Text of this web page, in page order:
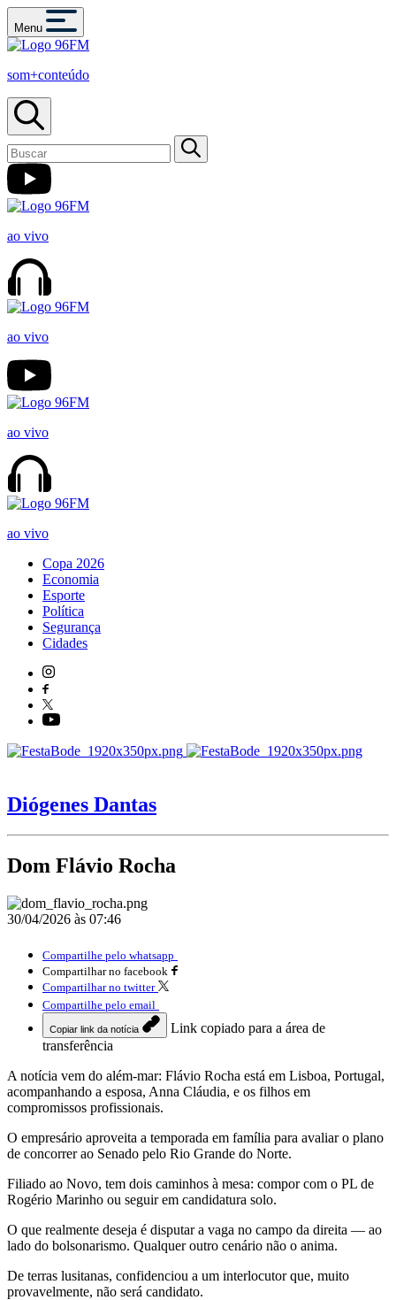
Menu
som+conteúdo
ao vivo
ao vivo
ao vivo
ao vivo
Copa 2026
Economia
Esporte
Política
Segurança
Cidades
Diógenes Dantas
Dom Flávio Rocha
30/04/2026 às 07:46
Compartilhe pelo whatsapp
Compartilhar no facebook
Compartilhar no twitter
Compartilhe pelo email
Copiar link da notícia
Link copiado para a área de
transferência
A notícia vem do além-mar: Flávio Rocha está em Lisboa, Portugal,
acompanhando a esposa, Anna Cláudia, e os filhos em
compromissos profissionais.
O empresário aproveita a temporada em família para avaliar o plano
de concorrer ao Senado pelo Rio Grande do Norte.
Filiado ao Novo, tem dois caminhos à mesa: compor com o PL de
Rogério Marinho ou seguir em candidatura solo.
O que realmente deseja é disputar a vaga no campo da direita — ao
lado do bolsonarismo. Qualquer outro cenário não o anima.
De terras lusitanas, confidenciou a um interlocutor que, muito
provavelmente, não será candidato.